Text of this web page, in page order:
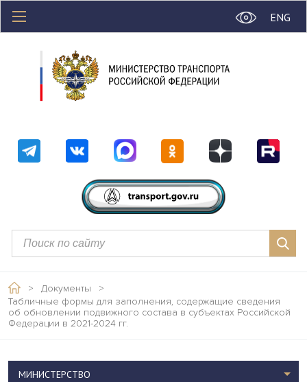
ENG
> Документы
>
Табличные формы для заполнения, содержащие сведения
об обновлении подвижного состава в субъектах Российской
Федерации в 2021-2024 гг.
МИНИСТЕРСТВО